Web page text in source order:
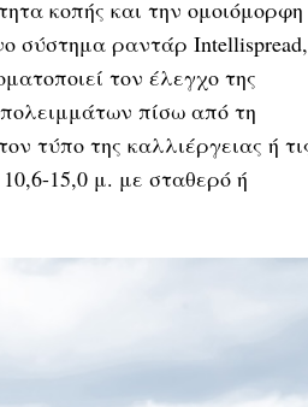
κοπής και την ομοιόμορφη
σύστημα ραντάρ Intellispread,
τον έλεγχο της
πίσω από τη
τύπο της καλλιέργειας ή
15,0 μ. με σταθερό ή